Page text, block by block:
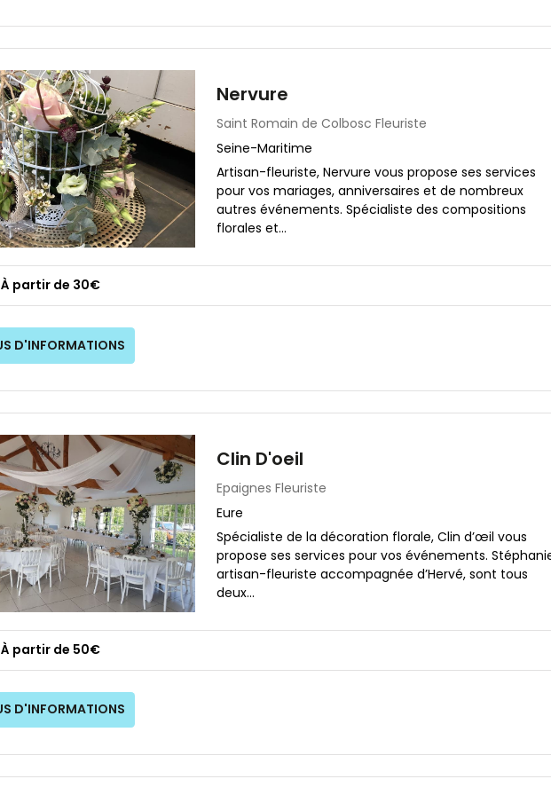
Nervure
Saint Romain de Colbosc Fleuriste
Seine-Maritime
Artisan-fleuriste, Nervure vous propose ses services
pour vos mariages, anniversaires et de nombreux
autres événements. Spécialiste des compositions
florales et...
À partir de 30€
D'INFORMATIONS
Clin D'oeil
Epaignes Fleuriste
Eure
Spécialiste de la décoration florale, Clin d’œil vous
propose ses services pour vos événements.
artisan-fleuriste accompagnée d’Hervé, sont tous
deux...
À partir de 50€
D'INFORMATIONS